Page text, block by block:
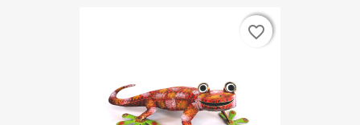
favorite_border
favorite_border